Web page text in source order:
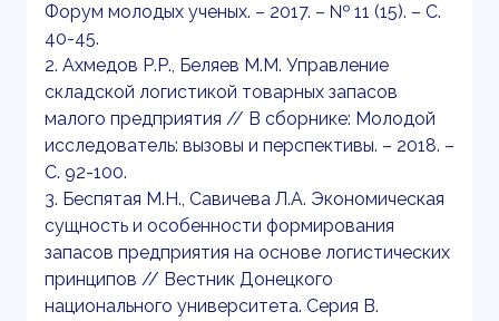
Форум молодых ученых. – 2017. – № 11 (15). – С.
40-45.
2. Ахмедов Р.Р., Беляев М.М. Управление
складской логистикой товарных запасов
малого предприятия // В сборнике: Молодой
исследователь: вызовы и перспективы. – 2018. –
С. 92-100.
3. Беспятая М.Н., Савичева Л.А. Экономическая
сущность и особенности формирования
запасов предприятия на основе логистических
принципов // Вестник Донецкого
национального университета. Серия В.